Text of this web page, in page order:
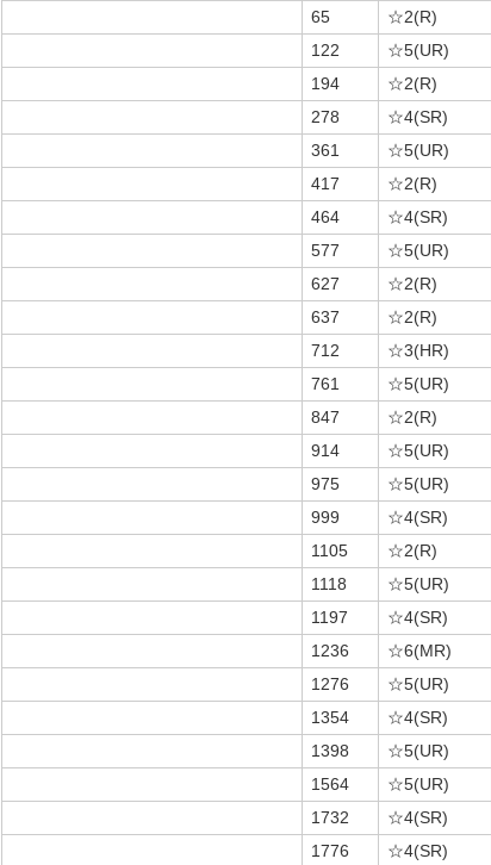
65
☆2(R)
122
☆5(UR)
194
☆2(R)
278
☆4(SR)
361
☆5(UR)
417
☆2(R)
464
☆4(SR)
577
☆5(UR)
627
☆2(R)
637
☆2(R)
712
☆3(HR)
761
☆5(UR)
847
☆2(R)
914
☆5(UR)
975
☆5(UR)
999
☆4(SR)
1105
☆2(R)
1118
☆5(UR)
1197
☆4(SR)
1236
☆6(MR)
1276
☆5(UR)
1354
☆4(SR)
1398
☆5(UR)
1564
☆5(UR)
1732
☆4(SR)
1776
☆4(SR)